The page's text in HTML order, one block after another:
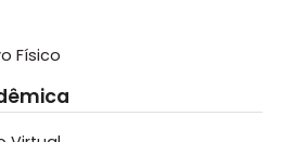
Físico